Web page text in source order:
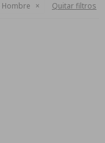
Hombre Quitar filtros